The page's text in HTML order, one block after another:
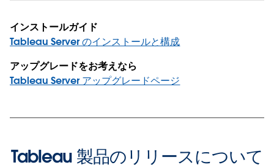
インストールガイド
Tableau Server のインストールと構成
アップグレードをお考えなら
Tableau Server アップグレードページ
Tableau 製品のリリースについて